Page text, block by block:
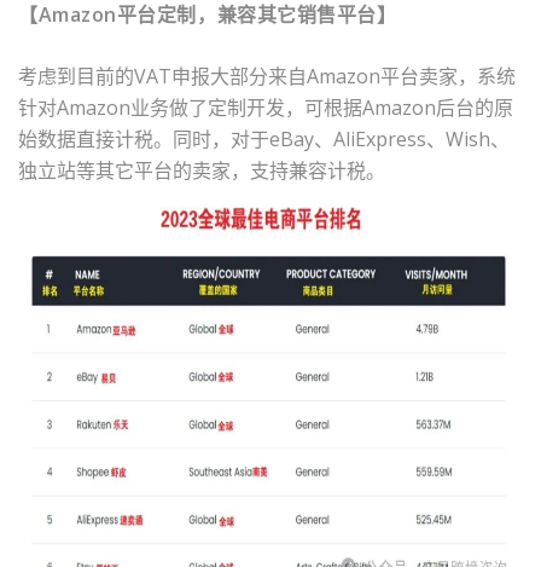
【Amazon平台定制，兼容其它销售平台】
考虑到目前的VAT申报大部分来自Amazon平台卖家，系统
针对Amazon业务做了定制开发，可根据Amazon后台的原
始数据直接计税。同时，对于eBay、 AliExpress、 Wish、
独立站等其它平台的卖家，支持兼容计税。